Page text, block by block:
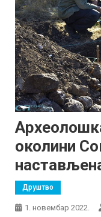
околини
Друштво
1. новембар 2022.